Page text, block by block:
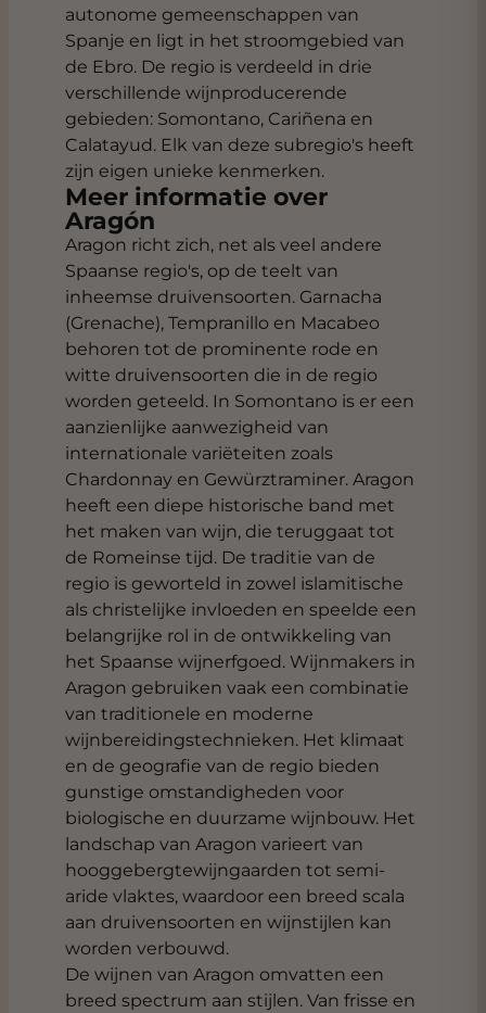
autonome gemeenschappen van
Spanje en ligt in het stroomgebied van
de Ebro. De regio is verdeeld in drie
verschillende wijnproducerende
gebieden: Somontano, Cariñena en
Calatayud. Elk van deze subregio's heeft
zijn eigen unieke kenmerken.
Meer informatie over
Aragón
Aragon richt zich, net als veel andere
Spaanse regio's, op de teelt van
inheemse druivensoorten. Garnacha
(Grenache), Tempranillo en Macabeo
behoren tot de prominente rode en
witte druivensoorten die in de regio
worden geteeld. In Somontano is er een
aanzienlijke aanwezigheid van
internationale variëteiten zoals
Chardonnay en Gewürztraminer. Aragon
heeft een diepe historische band met
het maken van wijn, die teruggaat tot
de Romeinse tijd. De traditie van de
regio is geworteld in zowel islamitische
als christelijke invloeden en speelde een
belangrijke rol in de ontwikkeling van
het Spaanse wijnerfgoed. Wijnmakers in
Aragon gebruiken vaak een combinatie
van traditionele en moderne
wijnbereidingstechnieken. Het klimaat
en de geografie van de regio bieden
gunstige omstandigheden voor
biologische en duurzame wijnbouw. Het
landschap van Aragon varieert van
hooggebergtewijngaarden tot semi-
aride vlaktes, waardoor een breed scala
aan druivensoorten en wijnstijlen kan
worden verbouwd.
De wijnen van Aragon omvatten een
breed spectrum aan stijlen. Van frisse en